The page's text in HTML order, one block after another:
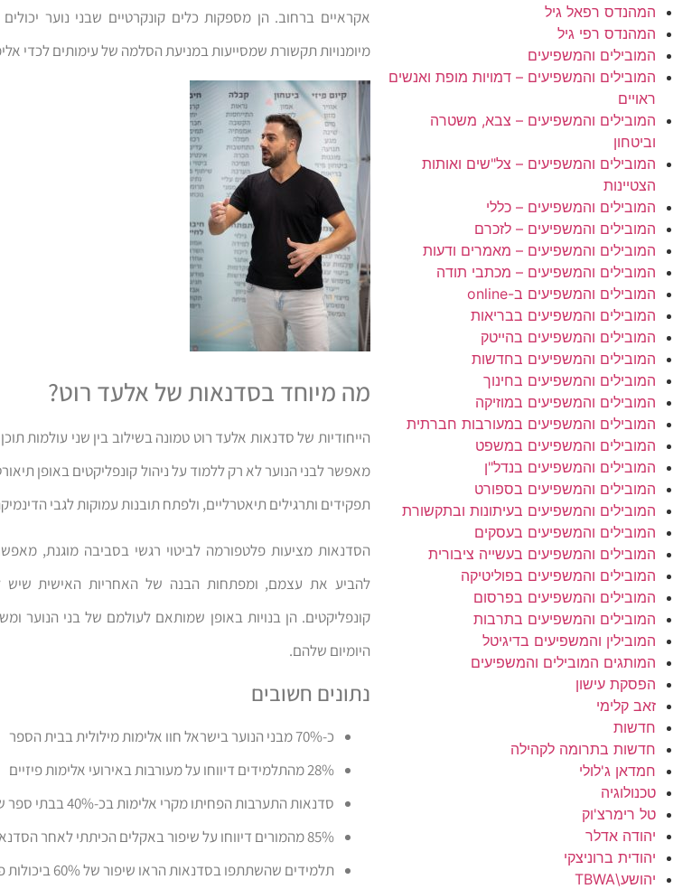
המהנדס רפאל גיל
המהנדס רפי גיל
המובילים והמשפיעים
המובילים והמשפיעים – דמויות מופת ואנשים
ראויים
המובילים והמשפיעים – צבא, משטרה
וביטחון
המובילים והמשפיעים – צל"שים ואותות
הצטיינות
המובילים והמשפיעים – כללי
המובילים והמשפיעים – לזכרם
המובילים והמשפיעים – מאמרים ודעות
המובילים והמשפיעים – מכתבי תודה
המובילים והמשפיעים ב-online
המובילים והמשפיעים בבריאות
המובילים והמשפיעים בהייטק
המובילים והמשפיעים בחדשות
המובילים והמשפיעים בחינוך
המובילים והמשפיעים במוזיקה
המובילים והמשפיעים במעורבות חברתית
המובילים והמשפיעים במשפט
המובילים והמשפיעים בנדל"ן
המובילים והמשפיעים בספורט
המובילים והמשפיעים בעיתונות ובתקשורת
המובילים והמשפיעים בעסקים
המובילים והמשפיעים בעשייה ציבורית
המובילים והמשפיעים בפוליטיקה
המובילים והמשפיעים בפרסום
המובילים והמשפיעים בתרבות
המובילין והמשפיעים בדיגיטל
המותגים המובילים והמשפיעים
הפסקת עישון
זאב קלימי
חדשות
חדשות בתרומה לקהילה
חמדאן ג'לולי
טכנולוגיה
טל רימרצ'וק
יהודה אדלר
יהודית ברוניצקי
יהושע\TBWA
אקראיים ברחוב. הן מספקות כלים קונקרטיים שבני נוער
מיומנויות תקשורת שמסייעות במניעת הסלמה של עימותים לכדי
מה מיוחד בסדנאות של אלעד רוט?
הייחודיות של סדנאות אלעד רוט טמונה בשילוב בין שני עולמות
מאפשר לבני הנוער לא רק ללמוד על ניהול קונפליקטים באופן
תפקידים ותרגילים תיאטרליים, ולפתח תובנות עמוקות לגבי
הסדנאות מציעות פלטפורמה לביטוי רגשי בסביבה מוגנת,
להביע את עצמם, ומפתחות הבנה של האחריות האישית
קונפליקטים. הן בנויות באופן שמותאם לעולמם של בני הנוער
היומיום שלהם.
נתונים חשובים
כ-70% מבני הנוער בישראל חוו אלימות מילולית בבית הספר
28% מהתלמידים דיווחו על מעורבות באירועי אלימות פיזיים
סדנאות התערבות הפחיתו מקרי אלימות בכ-40% בבתי ספר שבהם פעלו
85% מהמורים דיווחו על שיפור באקלים הכיתתי לאחר הסדנאות
תלמידים שהשתתפו בסדנאות הראו שיפור של 60% ביכולות פתרון קונפליקטים